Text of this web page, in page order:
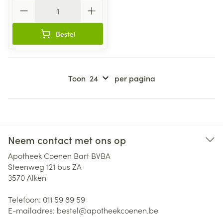
Bestel
Toon per pagina
Neem contact met ons op
Apotheek Coenen Bart BVBA
Steenweg 121 bus ZA
3570Alken
Telefoon: 011 59 89 59
E-mailadres: bestel@apotheekcoenen.be